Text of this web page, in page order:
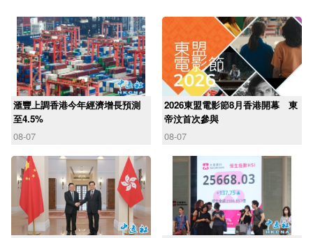
滙豐上調香港今年經濟增長預測
至4.5%
08-07
2026東盟電影節8月香港開幕 東
帝汶首次參與
08-07